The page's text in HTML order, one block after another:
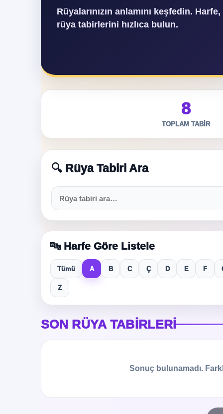
Rüyalarınızın anlamını keşfedin.
rüya tabirlerini hızlıca bulun.
8
TOPLAM TABIR
🔍 Rüya Tabiri Ara
🔤 Harfe Göre Listele
Tümü A B C Ç D E F
Z
SON RÜYA TABIRLERI
Sonuç bulunamadı.